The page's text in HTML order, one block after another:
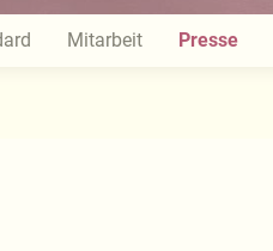
Mitarbeit Presse